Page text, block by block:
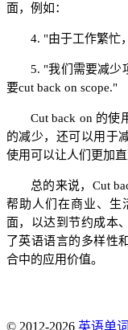
面，例如：
4. "由于工作繁忙
5. "我们需要减少
要cut back on scope."
Cut back on 的使
的减少，还可以用于
使用可以让人们更加
总的来说，Cut
帮助人们在商业、生
面，以达到节约成本
了英语语言的多样性
合中的应用价值。
© 2012-2026 英语单词